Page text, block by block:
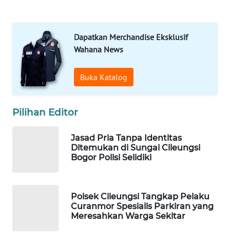
Dapatkan Merchandise Eksklusif
Wahana News
Buka Katalog
Pilihan Editor
Jasad Pria Tanpa Identitas
Ditemukan di Sungai Cileungsi
Bogor Polisi Selidiki
Polsek Cileungsi Tangkap Pelaku
Curanmor Spesialis Parkiran yang
Meresahkan Warga Sekitar
SPORT
WAHANA
UMKM
WAHANA